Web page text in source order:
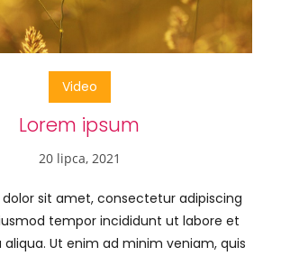
Video
Lorem ipsum
20 lipca, 2021
sit amet, consectetur adipiscing
tempor incididunt ut labore et
Ut enim ad minim veniam, quis